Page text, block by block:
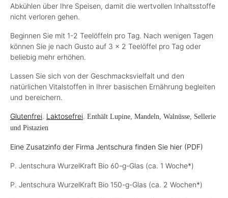
Abkühlen über Ihre Speisen, damit die wertvollen Inhaltsstoffe
nicht verloren gehen.
Beginnen Sie mit 1-2 Teelöffeln pro Tag. Nach wenigen Tagen
können Sie je nach Gusto auf 3 x 2 Teelöffel pro Tag oder
beliebig mehr erhöhen.
Lassen Sie sich von der Geschmacksvielfalt und den
natürlichen Vitalstoffen in Ihrer basischen Ernährung begleiten
und bereichern.
Glutenfrei. Laktosefrei. Enthält Lupine, Mandeln, Walnüsse, Sellerie
und Pistazien
Eine Zusatzinfo der Firma Jentschura finden Sie hier (PDF)
P. Jentschura WurzelKraft Bio 60-g-Glas (ca. 1 Woche*)
P. Jentschura WurzelKraft Bio 150-g-Glas (ca. 2 Wochen*)